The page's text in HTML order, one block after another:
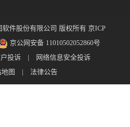
软件股份有限公司 版权所有 京ICP
京公网安备 11010502052860号
投诉
网络信息安全投诉
地图 法律公告